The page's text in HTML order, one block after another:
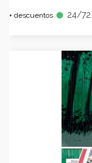
+ descuentos fiber_manual_record 24/72